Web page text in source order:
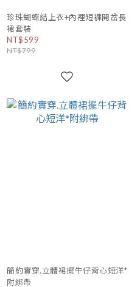
珍珠蝴蝶結上衣+內裡短褲開岔長
裙套裝
NT$599
NT$799
簡約實穿.立體裙擺牛仔背心短洋*
附綁帶